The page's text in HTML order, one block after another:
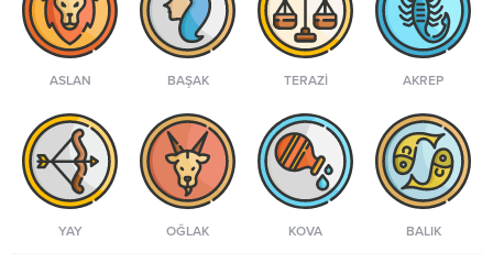
ASLAN BAŞAK TERAZI AKREP
YAY OĞLAK KOVA BALIK